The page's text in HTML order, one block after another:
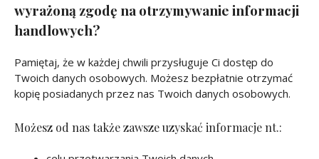
wyrażoną zgodę na otrzymywanie informacji
handlowych?
Pamiętaj, że w każdej chwili przysługuje Ci dostęp do
Twoich danych osobowych. Możesz bezpłatnie otrzymać
kopię posiadanych przez nas Twoich danych osobowych.
Możesz od nas także zawsze uzyskać informacje nt.: